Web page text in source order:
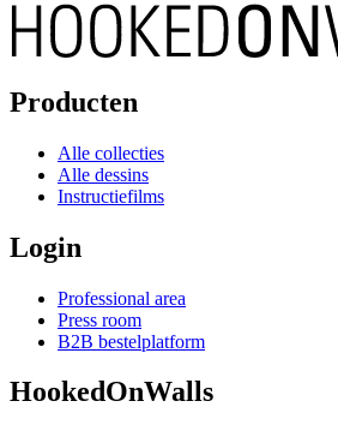
Producten
Alle collecties
Alle dessins
Instructiefilms
Login
Professional area
Press room
B2B bestelplatform
HookedOnWalls